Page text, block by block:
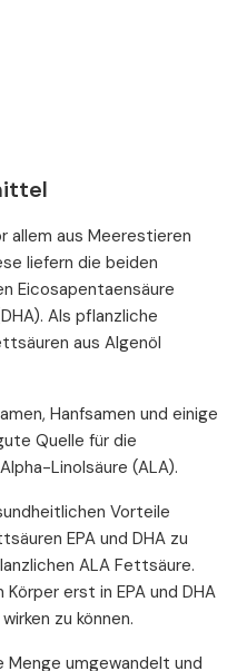
allem aus Meerestieren
liefern die beiden
Eicosapentaensäure
Als pflanzliche
aus Algenöl
Hanfsamen und einige
Quelle für die
Linolsäure (ALA).
Vorteile
EPA und DHA zu
ALA Fettsäure.
erst in EPA und DHA
zu können.
Menge umgewandelt und